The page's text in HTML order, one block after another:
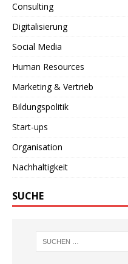
Consulting
Digitalisierung
Social Media
Human Resources
Marketing & Vertrieb
Bildungspolitik
Start-ups
Organisation
Nachhaltigkeit
SUCHE